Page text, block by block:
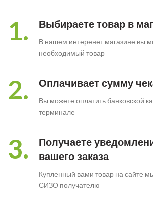
1. Выбираете товар в
В нашем интеренет магазине вы
необходимый товар
2. Оплачивает сумму
Вы можете оплатить банковской
терминале
3.
Получаете
вашего заказа
Купленный вами товар на сайте
СИЗО получателю